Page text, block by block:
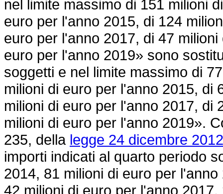
nel limite massimo di 151 milioni
euro per l'anno 2015, di 124
euro per l'anno 2017, di 47
euro per l'anno 2019» sono
soggetti e nel limite massimo di
milioni di euro per l'anno 2015, di
milioni di euro per l'anno 2017, di
milioni di euro per l'anno 2019».
235, della legge 24 dicembre
importi indicati al quarto periodo
2014, 81 milioni di euro per
42 milioni di euro per l'anno